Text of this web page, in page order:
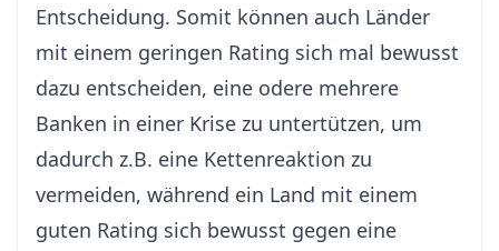
Entscheidung. Somit können auch Länder
mit einem geringen Rating sich mal bewusst
dazu entscheiden, eine odere mehrere
Banken in einer Krise zu untertützen, um
dadurch z.B. eine Kettenreaktion zu
vermeiden, während ein Land mit einem
guten Rating sich bewusst gegen eine